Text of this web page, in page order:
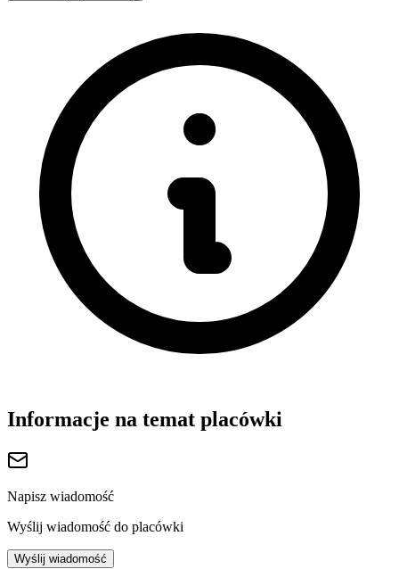
Informacje na temat placówki
Napisz wiadomość
Wyślij wiadomość do placówki
Wyślij wiadomość